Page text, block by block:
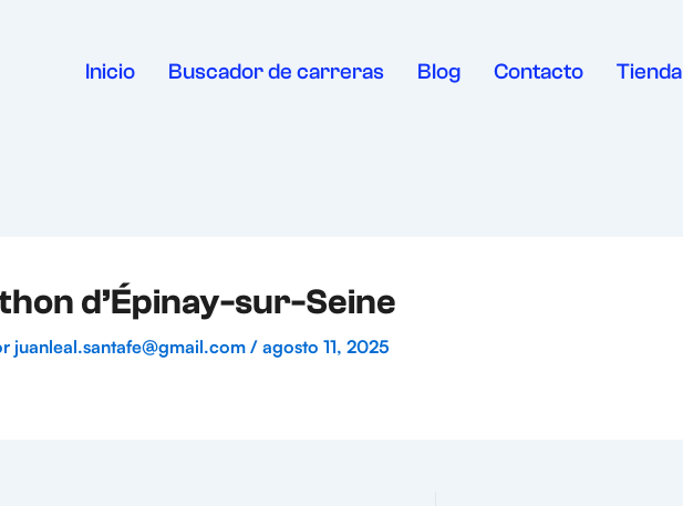
Inicio Buscador de carreras Blog Contacto Tienda
d’Épinay-sur-Seine
juanleal.santafe@gmail.com / agosto 11, 2025